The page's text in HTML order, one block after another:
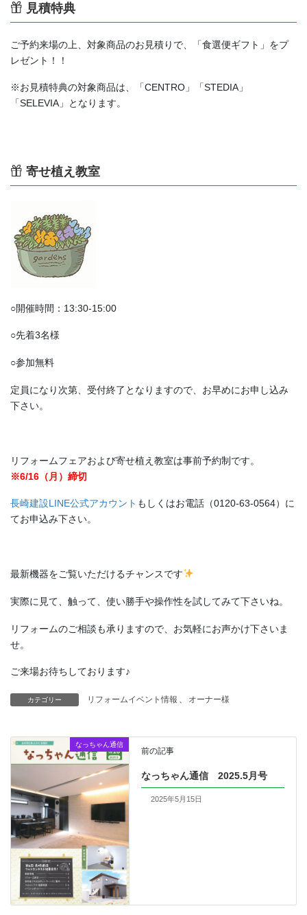
見積特典
ご予約来場の上、対象商品のお見積りで、「食選便ギフト」をプ
レゼント！！
※お見積特典の対象商品は、「CENTRO」「STEDIA」
「SELEVIA」となります。
寄せ植え教室
○開催時間：13:30-15:00
○先着3名様
○参加無料
定員になり次第、受付終了となりますので、お早めにお申し込み
下さい。
リフォームフェアおよび寄せ植え教室は事前予約制です。
※6/16（月）締切
長崎建設LINE公式アカウント もしくはお電話（0120-63-0564）に
てお申込み下さい。
最新機器をご覧いただけるチャンスです
実際に見て、触って、使い勝手や操作性を試してみて下さいね。
リフォームのご相談も承りますので、お気軽にお声かけ下さいま
せ。
ご来場お待ちしております♪
カテゴリー リフォームイベント情報 、 オーナー様
なっちゃん通信
前の記事
なっちゃん通信 2025.5月号
2025年5月15日